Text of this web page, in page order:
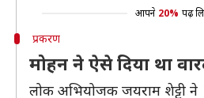
आपने 20% पढ़
प्रकरण
मोहन ने ऐसे दिया था
लोक अभियोजक जयराम शेट्टी ने